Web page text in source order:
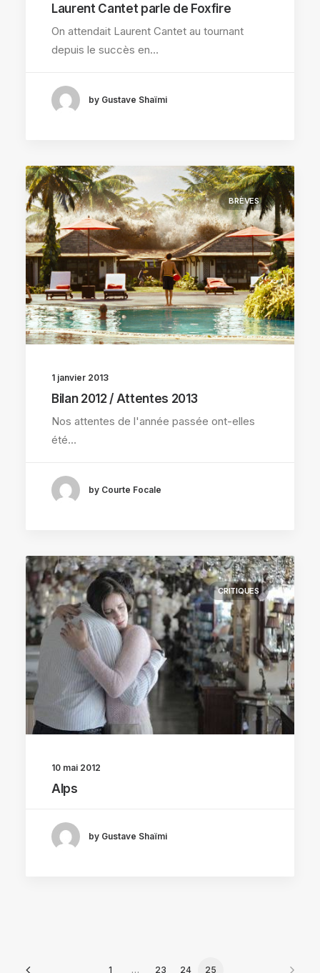
Laurent Cantet parle de Foxfire
On attendait Laurent Cantet au tournant
depuis le succès en…
by Gustave Shaïmi
BRÈVES
1 janvier 2013
Bilan 2012 / Attentes 2013
Nos attentes de l'année passée ont-elles
été…
by Courte Focale
CRITIQUES
10 mai 2012
Alps
by Gustave Shaïmi
1 … 23 24 25